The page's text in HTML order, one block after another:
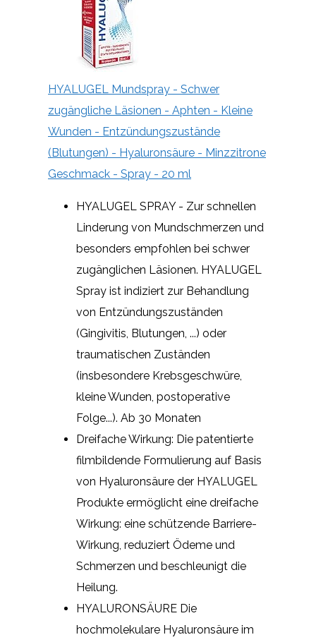
HYALUGEL Mundspray - Schwer
zugängliche Läsionen - Aphten - Kleine
Wunden - Entzündungszustände
(Blutungen) - Hyaluronsäure - Minzzitrone
Geschmack - Spray - 20 ml
HYALUGEL SPRAY - Zur schnellen
Linderung von Mundschmerzen und
besonders empfohlen bei schwer
zugänglichen Läsionen. HYALUGEL
Spray ist indiziert zur Behandlung
von Entzündungszuständen
(Gingivitis, Blutungen, ...) oder
traumatischen Zuständen
(insbesondere Krebsgeschwüre,
kleine Wunden, postoperative
Folge...). Ab 30 Monaten
Dreifache Wirkung: Die patentierte
filmbildende Formulierung auf Basis
von Hyaluronsäure der HYALUGEL
Produkte ermöglicht eine dreifache
Wirkung: eine schützende Barriere-
Wirkung, reduziert Ödeme und
Schmerzen und beschleunigt die
Heilung.
HYALURONSÄURE Die
hochmolekulare Hyaluronsäure im